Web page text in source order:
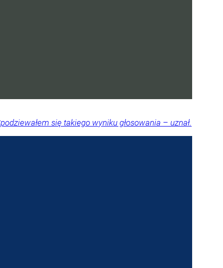
się takiego wyniku głosowania – uznał.